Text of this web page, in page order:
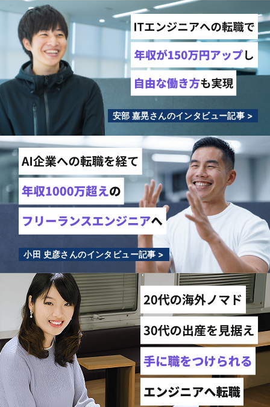
安部 嘉晃さんのインタビュー記事 >
小田 史彦さんのインタビュー記事 >